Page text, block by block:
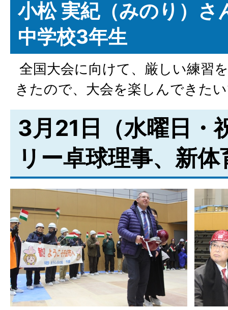
小松 実紀（みのり）さ
中学校3年生
全国大会に向けて、厳しい練習
きたので、大会を楽しんできた
3月21日（水曜日・
リー卓球理事、新